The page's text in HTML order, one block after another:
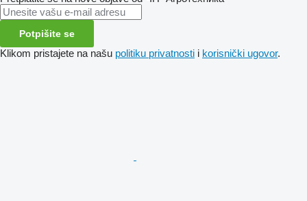
Potpišite se
Klikom pristajete na našu politiku privatnosti i korisnički ugovor.